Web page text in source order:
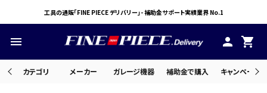
工具の通販「FINE PIECE デリバリー」- 補助金サポート実績業界 No.1
menu person shopping_cart
カテゴリ メーカー ガレージ機器 補助金で購入 キャンペーン